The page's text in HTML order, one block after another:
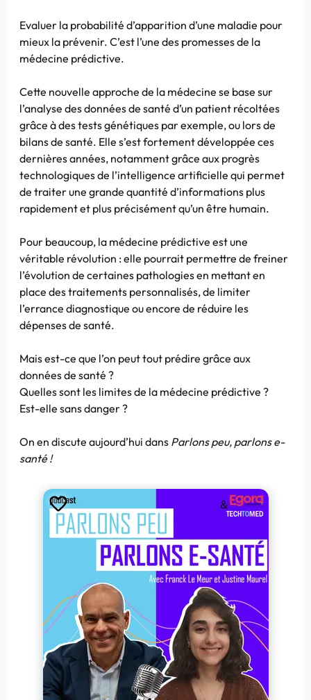
Evaluer la probabilité d’apparition d’une maladie pour
mieux la prévenir. C’est l’une des promesses de la
médecine prédictive.
Cette nouvelle approche de la médecine se base sur
l’analyse des données de santé d’un patient récoltées
grâce à des tests génétiques par exemple, ou lors de
bilans de santé. Elle s’est fortement développée ces
dernières années, notamment grâce aux progrès
technologiques de l’intelligence artificielle qui permet
de traiter une grande quantité d’informations plus
rapidement et plus précisément qu’un être humain.
Pour beaucoup, la médecine prédictive est une
véritable révolution : elle pourrait permettre de freiner
l’évolution de certaines pathologies en mettant en
place des traitements personnalisés, de limiter
l’errance diagnostique ou encore de réduire les
dépenses de santé.
Mais est-ce que l’on peut tout prédire grâce aux
données de santé ?
Quelles sont les limites de la médecine prédictive ?
Est-elle sans danger ?
On en discute aujourd’hui dans Parlons peu, parlons e-
santé !